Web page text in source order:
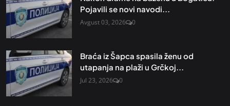
Pojavili se novi navodi...
Avgust 03, 2026 0
Braća iz Šapca spasila ženu od
utapanja na plaži u Grčkoj...
Jul 23, 2026 0